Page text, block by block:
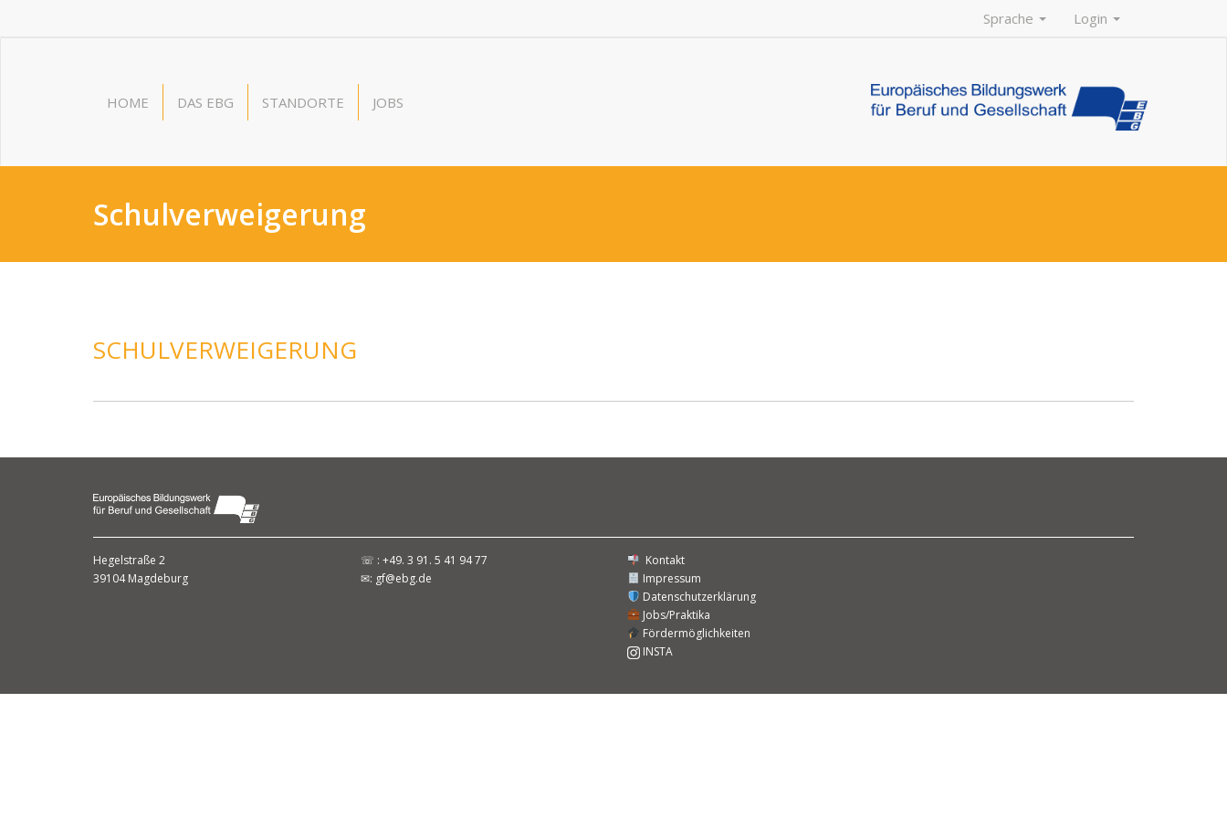
Sprache Login
HOME DAS EBG STANDORTE JOBS
Schulverweigerung
SCHULVERWEIGERUNG
Hegelstraße 2
39104 Magdeburg
☏ : +49. 3 91. 5 41 94 77
✉: gf@ebg.de
Kontakt
Impressum
Datenschutzerklärung
Jobs/Praktika
Fördermöglichkeiten
INSTA